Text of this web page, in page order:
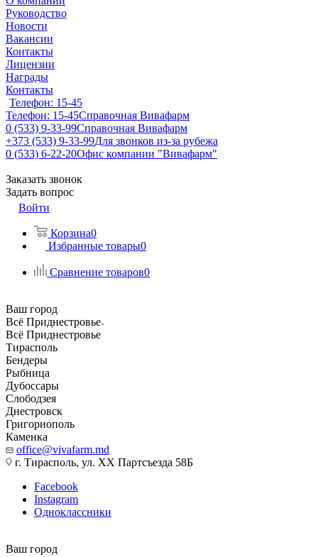
Руководство
Новости
Вакансии
Контакты
Лицензии
Награды
Контакты
Телефон: 15-45
Телефон: 15-45Справочная Вивафарм
0 (533) 9-33-99Справочная Вивафарм
+373 (533) 9-33-99Для звонков из-за рубежа
0 (533) 6-22-20Офис компании "Вивафарм"
Заказать звонок
Задать вопрос
Войти
Корзина0
Избранные товары0
Сравнение товаров0
Ваш город
Всё Приднестровье
Всё Приднестровье
Тирасполь
Бендеры
Рыбница
Дубоссары
Слободзея
Днестровск
Григориополь
Каменка
office@vivafarm.md
г. Тирасполь, ул. ХХ Партсъезда 58Б
Facebook
Instagram
Одноклассники
Ваш город